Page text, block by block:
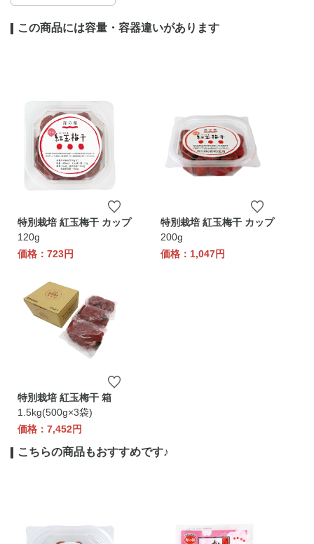
この商品には容量・容器違いがあります
特別栽培 紅玉梅干 カップ
120g
価格：723円
特別栽培 紅玉梅干 カップ
200g
価格：1,047円
特別栽培 紅玉梅干 箱
1.5kg(500g×3袋)
価格：7,452円
こちらの商品もおすすめです♪